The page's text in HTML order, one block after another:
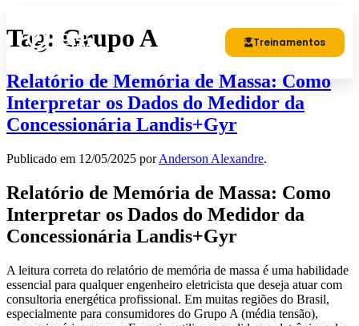
Treinamentos
Tag: Grupo A
Relatório de Memória de Massa: Como
Interpretar os Dados do Medidor da
Concessionária Landis+Gyr
Publicado em 12/05/2025 porAnderson Alexandre.
Relatório de Memória de Massa: Como
Interpretar os Dados do Medidor da
Concessionária Landis+Gyr
A leitura correta do relatório de memória de massa é uma habilidade
essencial para qualquer engenheiro eletricista que deseja atuar com
consultoria energética profissional. Em muitas regiões do Brasil,
especialmente para consumidores do Grupo A (média tensão),